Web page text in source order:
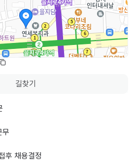
길찾기
무
후 채용결정